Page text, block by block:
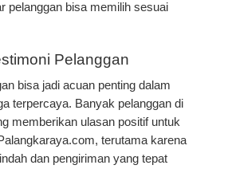
pelanggan bisa memilih sesuai
Pelanggan
bisa jadi acuan penting dalam
terpercaya. Banyak pelanggan di
memberikan ulasan positif untuk
, terutama karena
dan pengiriman yang tepat